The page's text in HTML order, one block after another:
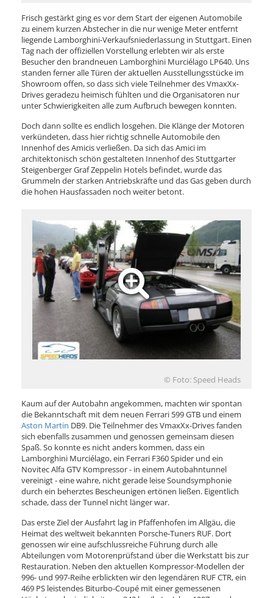
Frisch gestärkt ging es vor dem Start der eigenen Automobile
zu einem kurzen Abstecher in die nur wenige Meter entfernt
liegende Lamborghini-Verkaufsniederlassung in Stuttgart. Einen
Tag nach der offiziellen Vorstellung erlebten wir als erste
Besucher den brandneuen Lamborghini Murciélago LP640. Uns
standen ferner alle Türen der aktuellen Ausstellungsstücke im
Showroom offen, so dass sich viele Teilnehmer des VmaxXx-
Drives geradezu heimisch fühlten und die Organisatoren nur
unter Schwierigkeiten alle zum Aufbruch bewegen konnten.
Doch dann sollte es endlich losgehen. Die Klänge der Motoren
verkündeten, dass hier richtig schnelle Automobile den
Innenhof des Amicis verließen. Da sich das Amici im
architektonisch schön gestalteten Innenhof des Stuttgarter
Steigenberger Graf Zeppelin Hotels befindet, wurde das
Grummeln der starken Antriebskräfte und das Gas geben durch
die hohen Hausfassaden noch weiter betont.
© Foto: Speed Heads
Kaum auf der Autobahn angekommen, machten wir spontan
die Bekanntschaft mit dem neuen Ferrari 599 GTB und einem
Aston Martin DB9. Die Teilnehmer des VmaxXx-Drives fanden
sich ebenfalls zusammen und genossen gemeinsam diesen
Spaß. So konnte es nicht anders kommen, dass ein
Lamborghini Murciélago, ein Ferrari F360 Spider und ein
Novitec Alfa GTV Kompressor - in einem Autobahntunnel
vereinigt - eine wahre, nicht gerade leise Soundsymphonie
durch ein beherztes Bescheunigen ertönen ließen. Eigentlich
schade, dass der Tunnel nicht länger war.
Das erste Ziel der Ausfahrt lag in Pfaffenhofen im Allgäu, die
Heimat des weltweit bekannten Porsche-Tuners RUF. Dort
genossen wir eine aufschlussreiche Führung durch alle
Abteilungen vom Motorenprüfstand über die Werkstatt bis zur
Restauration. Neben den aktuellen Kompressor-Modellen der
996- und 997-Reihe erblickten wir den legendären RUF CTR, ein
469 PS leistendes Biturbo-Coupé mit einer gemessenen